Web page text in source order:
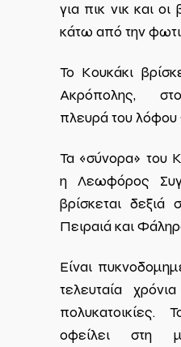
για πικ νικ και οι
κάτω από την
Το Κουκάκι
Ακρόπολης, στο
πλευρά του
Τα «σύνορα» του
η Λεωφόρος
βρίσκεται
Πειραιά και
Είναι
τελευταία
οφείλει στη